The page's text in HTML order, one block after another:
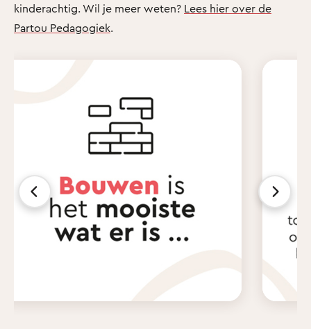
kinderachtig. Wil je meer weten? Lees hier over de
Partou Pedagogiek.